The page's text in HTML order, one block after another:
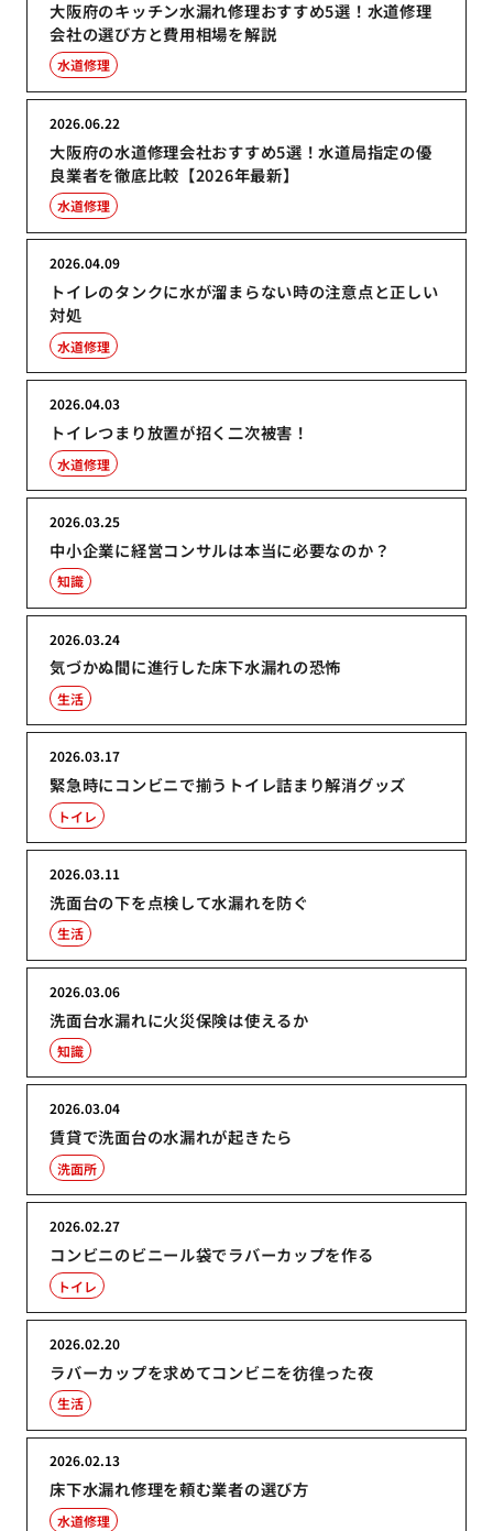
大阪府のキッチン水漏れ修理おすすめ5選！水道修理
会社の選び方と費用相場を解説
水道修理
大阪府の水道修理会社おすすめ5選！水道局指定の優
良業者を徹底比較【2026年最新】
2026.06.22
水道修理
トイレのタンクに水が溜まらない時の注意点と正しい
対処
2026.04.09
水道修理
トイレつまり放置が招く二次被害！
2026.04.03
水道修理
中小企業に経営コンサルは本当に必要なのか？
2026.03.25
知識
気づかぬ間に進行した床下水漏れの恐怖
2026.03.24
生活
緊急時にコンビニで揃うトイレ詰まり解消グッズ
2026.03.17
トイレ
洗面台の下を点検して水漏れを防ぐ
2026.03.11
生活
洗面台水漏れに火災保険は使えるか
2026.03.06
知識
賃貸で洗面台の水漏れが起きたら
2026.03.04
洗面所
コンビニのビニール袋でラバーカップを作る
2026.02.27
トイレ
ラバーカップを求めてコンビニを彷徨った夜
2026.02.20
生活
床下水漏れ修理を頼む業者の選び方
2026.02.13
水道修理